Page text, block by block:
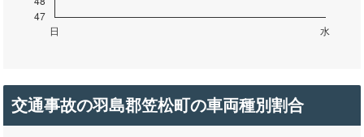
交通事故の羽島郡笠松町の車両種別割合